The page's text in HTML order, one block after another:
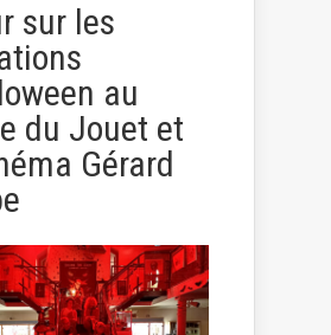
sur les
au
du Jouet et
Gérard